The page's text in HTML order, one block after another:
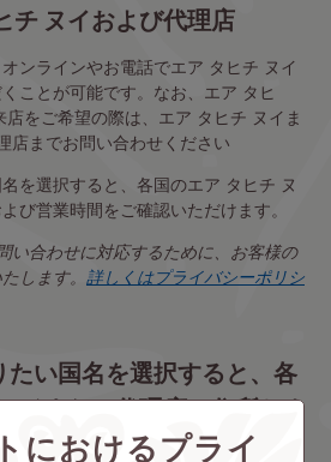
チ ヌイおよび代理店
ンラインやお電話でエア タヒチ ヌイ
ことが可能です。なお、エア タヒ
をご希望の際は、エア タヒチ ヌイま
店までお問い合わせください
を選択すると、各国のエア タヒチ ヌ
び営業時間をご確認いただけます。
い合わせに対応するために、お客様の
します。 詳しくはプライバシーポリシ
い国名を選択すると、各
イまたは代理店の住所およ
いただけます。
におけるプライ